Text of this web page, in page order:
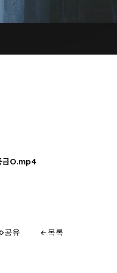
급O.mp4
공유 목록